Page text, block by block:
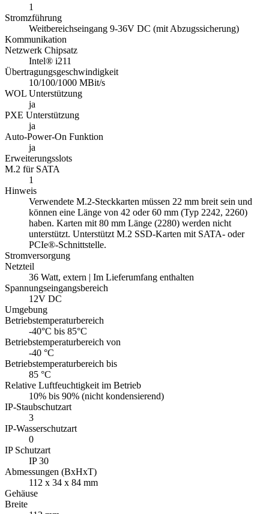
1
Stromzführung
Weitbereichseingang 9-36V DC (mit Abzugssicherung)
Kommunikation
Netzwerk Chipsatz
Intel® i211
Übertragungsgeschwindigkeit
10/100/1000 MBit/s
WOL Unterstützung
ja
PXE Unterstützung
ja
Auto-Power-On Funktion
ja
Erweiterungsslots
M.2 für SATA
1
Hinweis
Verwendete M.2-Steckkarten müssen 22 mm breit sein und
können eine Länge von 42 oder 60 mm (Typ 2242, 2260)
haben. Karten mit 80 mm Länge (2280) werden nicht
unterstützt. Unterstützt M.2 SSD-Karten mit SATA- oder
PCIe®-Schnittstelle.
Stromversorgung
Netzteil
36 Watt, extern | Im Lieferumfang enthalten
Spannungseingangsbereich
12V DC
Umgebung
Betriebstemperaturbereich
-40°C bis 85°C
Betriebstemperaturbereich von
-40 °C
Betriebstemperaturbereich bis
85 °C
Relative Luftfeuchtigkeit im Betrieb
10% bis 90% (nicht kondensierend)
IP-Staubschutzart
3
IP-Wasserschutzart
0
IP Schutzart
IP 30
Abmessungen (BxHxT)
112 x 34 x 84 mm
Gehäuse
Breite